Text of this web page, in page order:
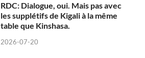
RDC: Dialogue, oui. Mais pas avec
les supplétifs de Kigali à la même
table que Kinshasa.
2026-07-20